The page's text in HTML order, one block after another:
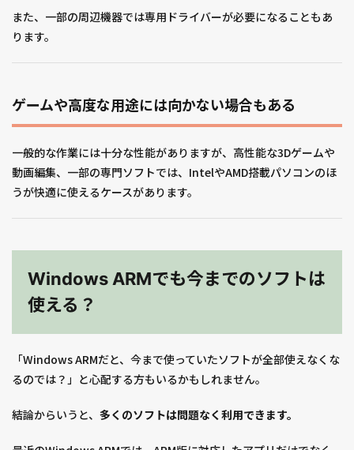
また、一部の周辺機器では専用ドライバーが必要になることもあ
ります。
ゲームや高度な用途には向かない場合もある
一般的な作業には十分な性能がありますが、高性能な3Dゲームや
動画編集、一部の専門ソフトでは、IntelやAMD搭載パソコンのほ
うが快適に使えるケースがあります。
Windows ARMでも今までのソフトは
使える？
「Windows ARMだと、今まで使っていたソフトが全部使えなくな
るのでは？」と心配する方もいるかもしれません。
結論からいうと、 多くのソフトは問題なく利用できます。